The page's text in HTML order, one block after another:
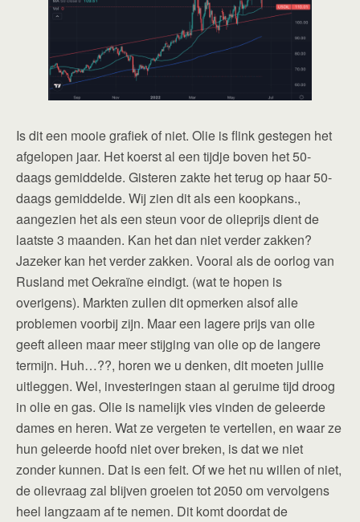
Is dit een mooie grafiek of niet. Olie is flink gestegen het
afgelopen jaar. Het koerst al een tijdje boven het 50-
daags gemiddelde. Gisteren zakte het terug op haar 50-
daags gemiddelde. Wij zien dit als een koopkans.,
aangezien het als een steun voor de olieprijs dient de
laatste 3 maanden. Kan het dan niet verder zakken?
Jazeker kan het verder zakken. Vooral als de oorlog van
Rusland met Oekraïne eindigt. (wat te hopen is
overigens). Markten zullen dit opmerken alsof alle
problemen voorbij zijn. Maar een lagere prijs van olie
geeft alleen maar meer stijging van olie op de langere
termijn. Huh…??, horen we u denken, dit moeten jullie
uitleggen. Wel, investeringen staan al geruime tijd droog
in olie en gas. Olie is namelijk vies vinden de geleerde
dames en heren. Wat ze vergeten te vertellen, en waar ze
hun geleerde hoofd niet over breken, is dat we niet
zonder kunnen. Dat is een feit. Of we het nu willen of niet,
de olievraag zal blijven groeien tot 2050 om vervolgens
heel langzaam af te nemen. Dit komt doordat de